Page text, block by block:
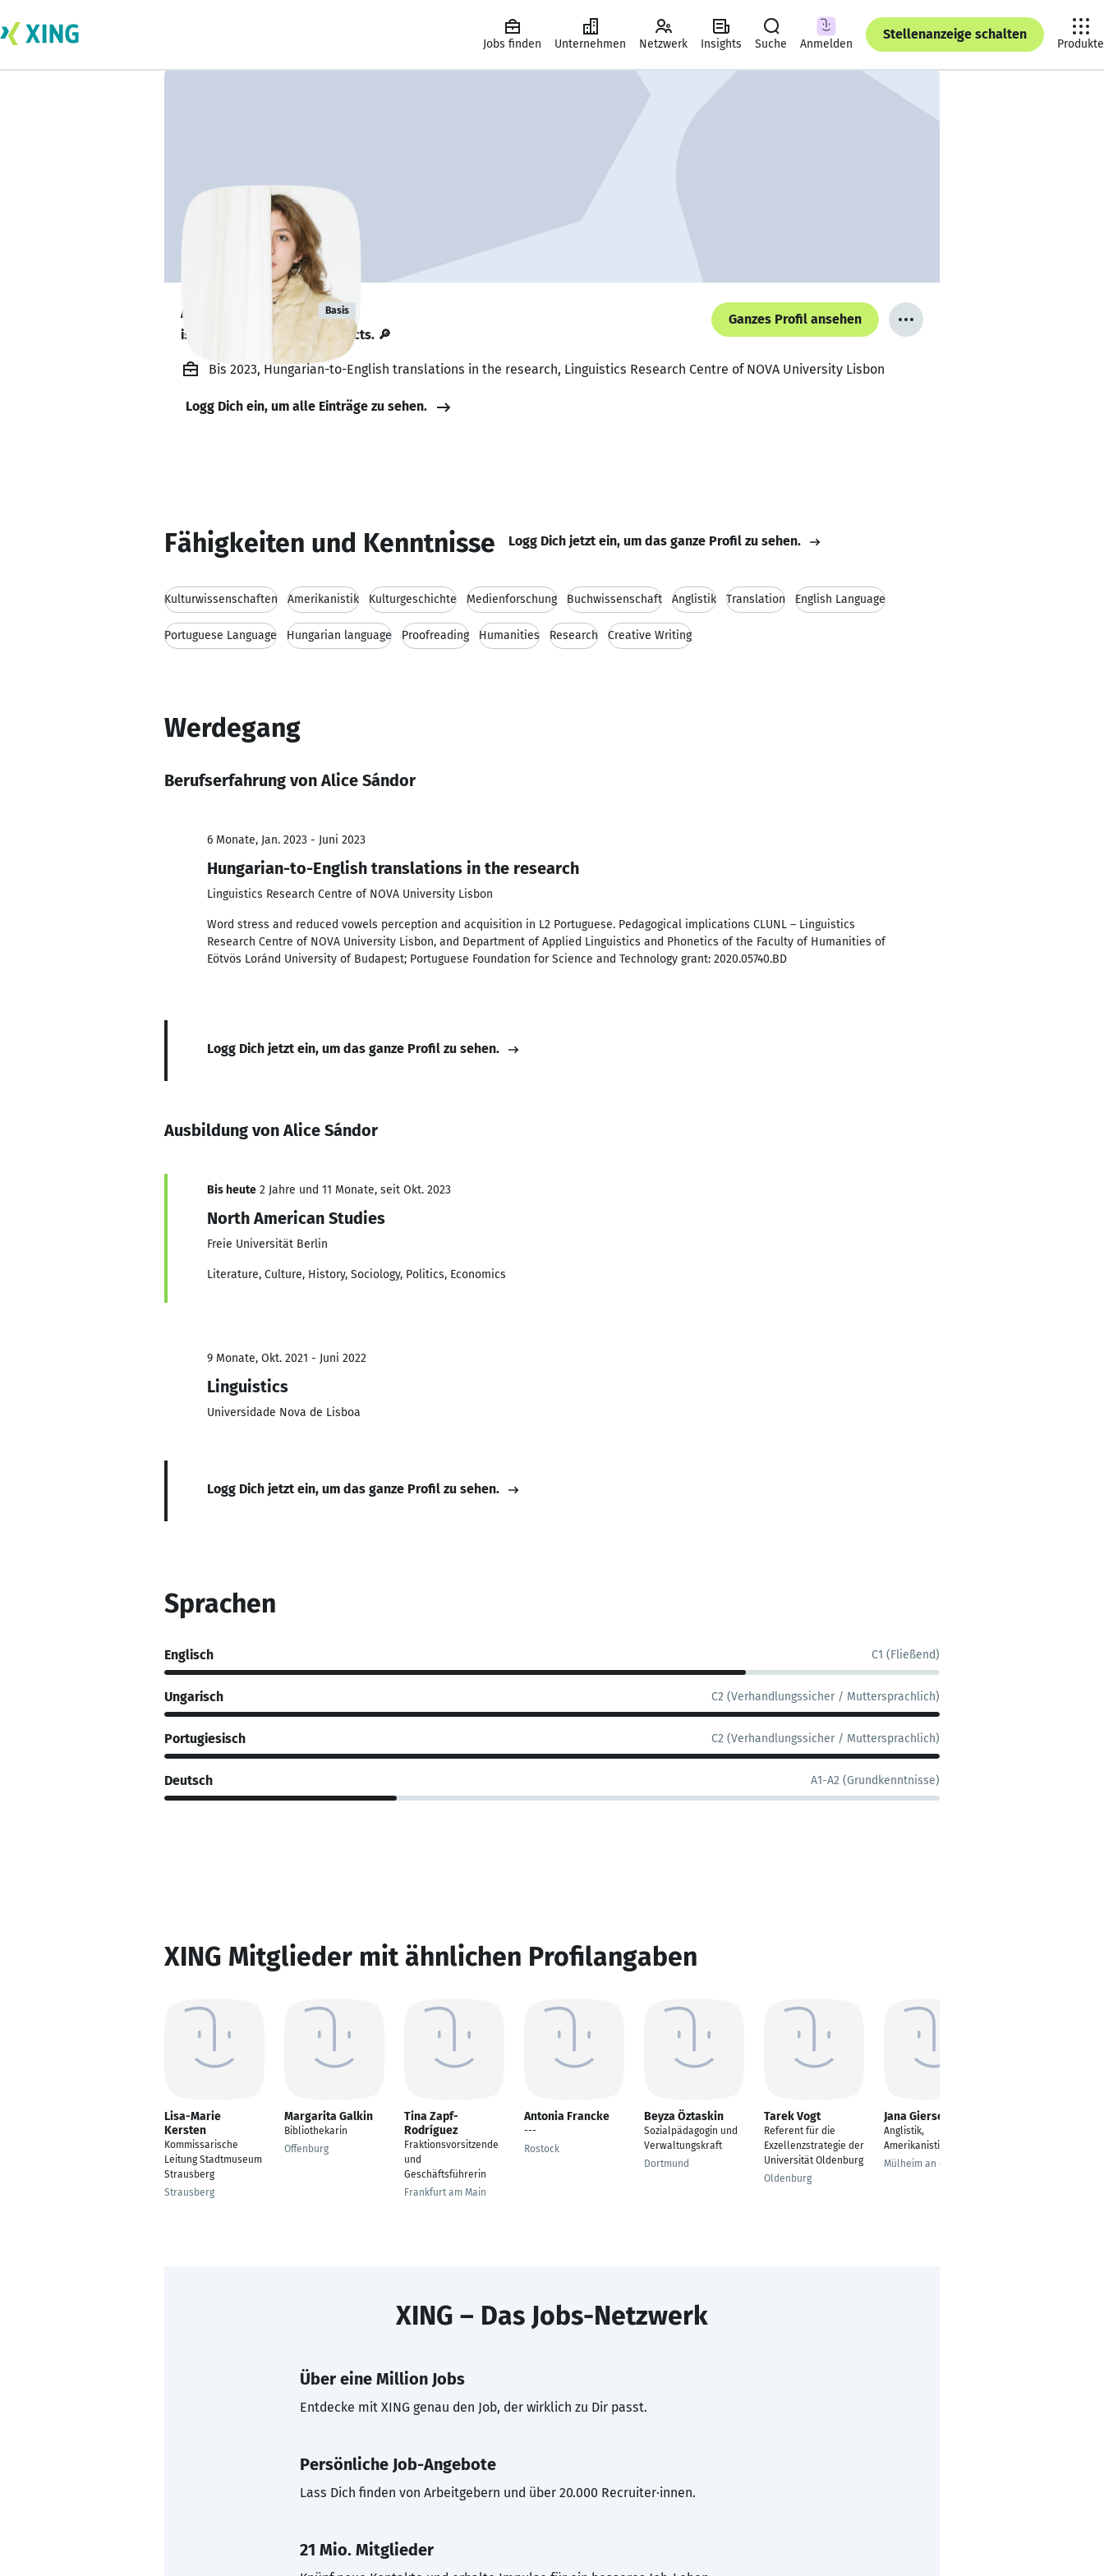
Jobs finden Unternehmen Netzwerk Insights Suche Anmelden
Stellenanzeige schalten
Produkte
Alice Sándor Basis
is looking for freelance projects. 🔎
Ganzes Profil ansehen
Bis 2023, Hungarian-to-English translations in the research, Linguistics Research Centre of NOVA University Lisbon
Logg Dich ein, um alle Einträge zu sehen.
Fähigkeiten und Kenntnisse Logg Dich jetzt ein, um das ganze Profil zu sehen.
Kulturwissenschaften Amerikanistik Kulturgeschichte Medienforschung Buchwissenschaft Anglistik Translation English Language
Portuguese Language Hungarian language Proofreading Humanities Research Creative Writing
Werdegang
Berufserfahrung von Alice Sándor
6 Monate, Jan. 2023 - Juni 2023
Hungarian-to-English translations in the research
Linguistics Research Centre of NOVA University Lisbon
Word stress and reduced vowels perception and acquisition in L2 Portuguese. Pedagogical implications CLUNL – Linguistics
Research Centre of NOVA University Lisbon, and Department of Applied Linguistics and Phonetics of the Faculty of Humanities of
Eötvös Loránd University of Budapest; Portuguese Foundation for Science and Technology grant: 2020.05740.BD
Logg Dich jetzt ein, um das ganze Profil zu sehen.
Ausbildung von Alice Sándor
Bis heute 2 Jahre und 11 Monate, seit Okt. 2023
North American Studies
Freie Universität Berlin
Literature, Culture, History, Sociology, Politics, Economics
9 Monate, Okt. 2021 - Juni 2022
Linguistics
Universidade Nova de Lisboa
Logg Dich jetzt ein, um das ganze Profil zu sehen.
Sprachen
Englisch C1 (Fließend)
Ungarisch C2 (Verhandlungssicher / Muttersprachlich)
Portugiesisch C2 (Verhandlungssicher / Muttersprachlich)
Deutsch A1-A2 (Grundkenntnisse)
XING Mitglieder mit ähnlichen Profilangaben
Lisa-Marie
Kersten
Kommissarische
Leitung Stadtmuseum
Strausberg
Strausberg
Margarita Galkin
Bibliothekarin
Offenburg
Tina Zapf-
Rodríguez
Fraktionsvorsitzende
und
Geschäftsführerin
Frankfurt am Main
Antonia Francke
---
Rostock
Beyza Öztaskin
Sozialpädagogin und
Verwaltungskraft
Dortmund
Tarek Vogt
Referent für die
Exzellenzstrategie der
Universität Oldenburg
Oldenburg
Jana Giersch
Anglistik,
Amerikanistik
Mülheim an der Ruhr
XING – Das Jobs-Netzwerk
Über eine Million Jobs
Entdecke mit XING genau den Job, der wirklich zu Dir passt.
Persönliche Job-Angebote
Lass Dich finden von Arbeitgebern und über 20.000 Recruiter·innen.
21 Mio. Mitglieder